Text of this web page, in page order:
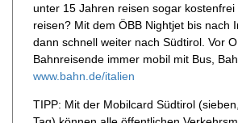
unter 15 Jahren reisen sogar
reisen? Mit dem ÖBB Nightjet bis nach
dann schnell weiter nach Südtirol. Vor
Bahnreisende immer mobil mit Bus,
www.bahn.de/italien
TIPP: Mit der Mobilcard Südtirol